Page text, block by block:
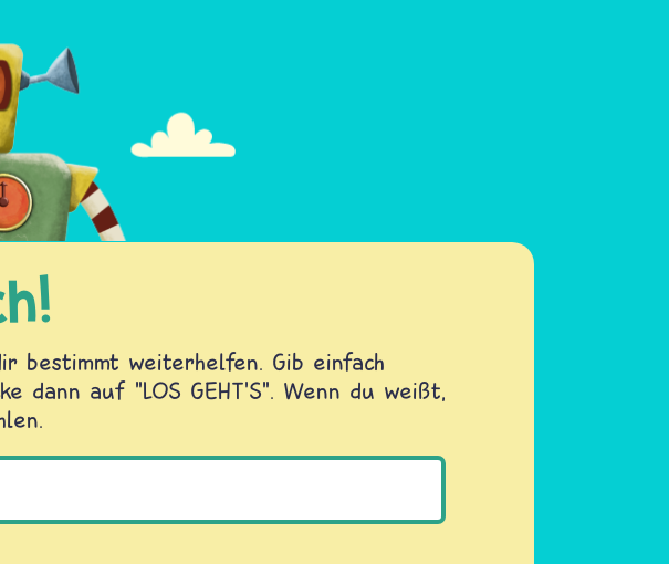
bestimmt weiterhelfen. Gib einfach
dann auf "LOS GEHT'S". Wenn du weißt,